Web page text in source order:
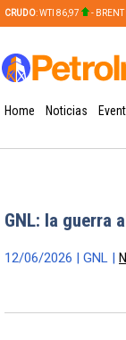
CRUDO: WTI 86,97 -
Home Noticias
GNL: la guerra
12/06/2026 | GNL |